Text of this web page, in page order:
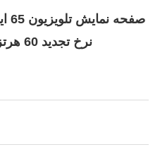
نرخ تجدید 60 هرتز برای سرگرمی خانگی برتر